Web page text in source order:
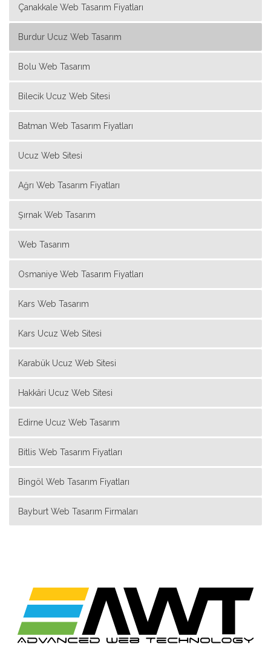
Çanakkale Web Tasarım Fiyatları
Burdur Ucuz Web Tasarım
Bolu Web Tasarım
Bilecik Ucuz Web Sitesi
Batman Web Tasarım Fiyatları
Ucuz Web Sitesi
Ağrı Web Tasarım Fiyatları
Şırnak Web Tasarım
Web Tasarım
Osmaniye Web Tasarım Fiyatları
Kars Web Tasarım
Kars Ucuz Web Sitesi
Karabük Ucuz Web Sitesi
Hakkâri Ucuz Web Sitesi
Edirne Ucuz Web Tasarım
Bitlis Web Tasarım Fiyatları
Bingöl Web Tasarım Fiyatları
Bayburt Web Tasarım Firmaları